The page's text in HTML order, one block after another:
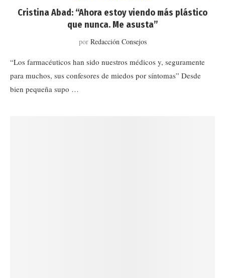
Cristina Abad: “Ahora estoy viendo más plástico
que nunca. Me asusta”
por Redacción Consejos
“Los farmacéuticos han sido nuestros médicos y, seguramente
para muchos, sus confesores de miedos por síntomas” Desde
bien pequeña supo …